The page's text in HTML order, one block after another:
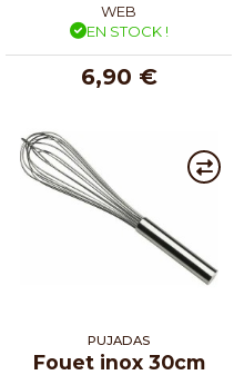
WEB
EN STOCK !
6,90 €
PUJADAS
Fouet inox 30cm